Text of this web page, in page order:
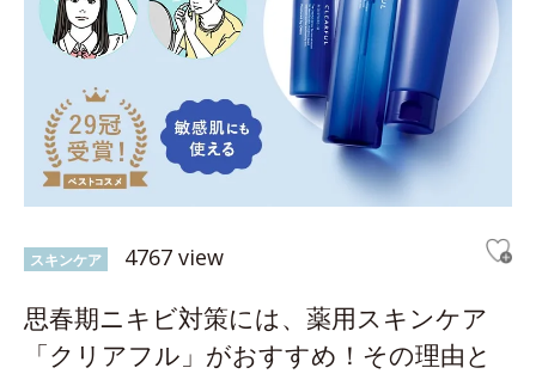
スキンケア 4767 view
思春期ニキビ対策には、薬用スキンケア
「クリアフル」がおすすめ！その理由と